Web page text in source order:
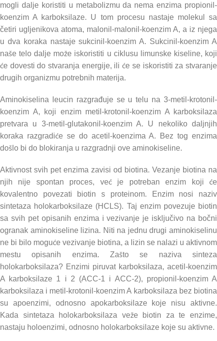
mogli dalje koristiti u metabolizmu da nema enzima propionil-
koenzim A karboksilaze. U tom procesu nastaje molekul sa
četiri ugljenikova atoma, malonil-malonil-koenzim A, a iz njega
u dva koraka nastaje sukcinil-koenzim A. Sukcinil-koenzim A
naše telo dalje može iskoristiti u ciklusu limunske kiseline, koji
će dovesti do stvaranja energije, ili će se iskoristiti za stvaranje
drugih organizmu potrebnih materija.
Aminokiselina leucin razgrađuje se u telu na 3-metil-krotonil-
koenzim A, koji enzim metil-krotonil-koenzim A karboksilaza
pretvara u 3-metil-glutakonil-koenzim A. U nekoliko daljnjih
koraka razgradiće se do acetil-koenzima A. Bez tog enzima
došlo bi do blokiranja u razgradnji ove aminokiseline.
Aktivnost svih pet enzima zavisi od biotina. Vezanje biotina na
njih nije spontan proces, već je potreban enzim koji će
kovalentno povezati biotin s proteinom. Enzim nosi naziv
sintetaza holokarboksilaze (HCLS). Taj enzim povezuje biotin
sa svih pet opisanih enzima i vezivanje je isključivo na bočni
ogranak aminokiseline lizina. Niti na jednu drugi aminokiselinu
ne bi bilo moguće vezivanje biotina, a lizin se nalazi u aktivnom
mestu opisanih enzima. Zašto se naziva sinteza
holokarboksilaza? Enzimi piruvat karboksilaza, acetil-koenzim
A karboksilaze 1 i 2 (ACC-1 i ACC-2), propionil-koenzim A
karboksilaza i metil-krotonil-koenzim A karboksilaza bez biotina
su apoenzimi, odnosno apokarboksilaze koje nisu aktivne.
Kada sintetaza holokarboksilaza veže biotin za te enzime,
nastaju holoenzimi, odnosno holokarboksilaze koje su aktivne.